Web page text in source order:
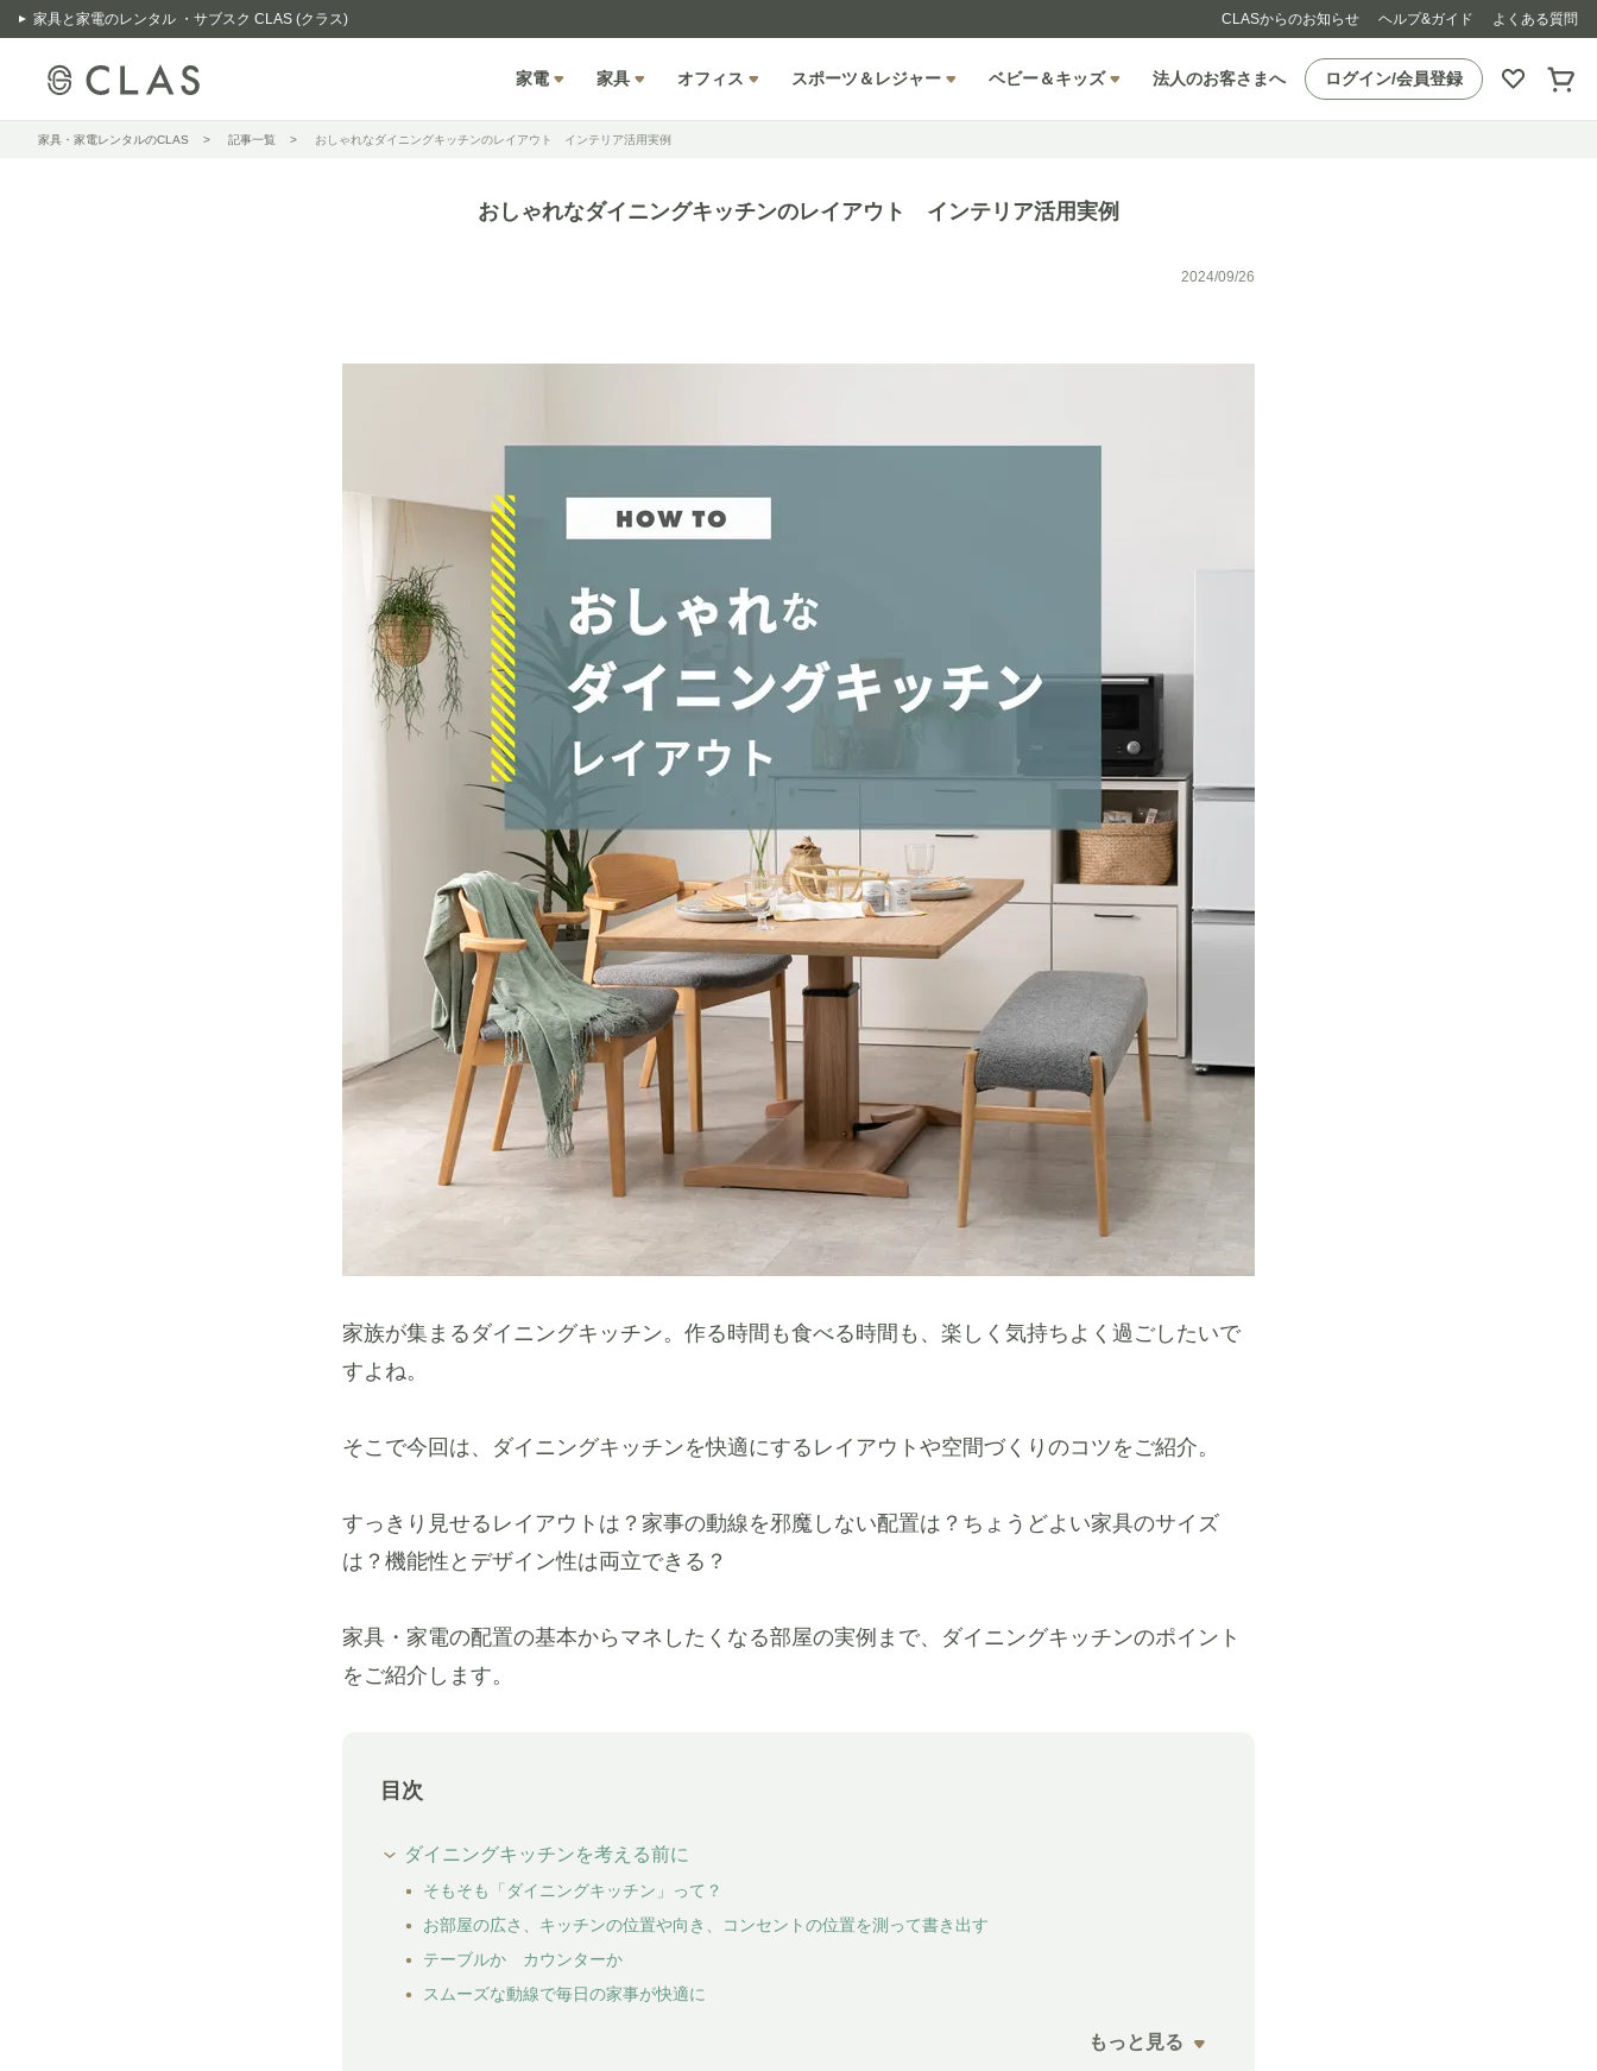
家具と家電のレンタル ・サブスク CLAS (クラス) CLASからのお知らせ ヘルプ&ガイド よくある質問
家電 家具 オフィス スポーツ＆レジャー ベビー＆キッズ 法人のお客さまへ ログイン/会員登録
家具・家電レンタルのCLAS 記事一覧 おしゃれなダイニングキッチンのレイアウト インテリア活用実例
おしゃれなダイニングキッチンのレイアウト インテリア活用実例
2024/09/26
家族が集まるダイニングキッチン。作る時間も食べる時間も、楽しく気持ちよく過ごしたいで
すよね。
そこで今回は、ダイニングキッチンを快適にするレイアウトや空間づくりのコツをご紹介。
すっきり見せるレイアウトは？家事の動線を邪魔しない配置は？ちょうどよい家具のサイズ
は？機能性とデザイン性は両立できる？
家具・家電の配置の基本からマネしたくなる部屋の実例まで、ダイニングキッチンのポイント
をご紹介します。
目次
ダイニングキッチンを考える前に
そもそも「ダイニングキッチン」って？
お部屋の広さ、キッチンの位置や向き、コンセントの位置を測って書き出す
テーブルか カウンターか
スムーズな動線で毎日の家事が快適に
もっと見る